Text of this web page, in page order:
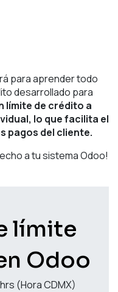
para aprender todo
desarrollado para
límite de crédito a
lo que facilita el
pagos del cliente.
a tu sistema Odoo!
límite
Odoo
(Hora CDMX)